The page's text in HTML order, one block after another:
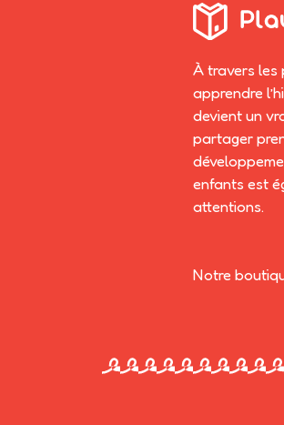
À travers les
apprendre
devient un
partager
enfants est
attentions.
Notre